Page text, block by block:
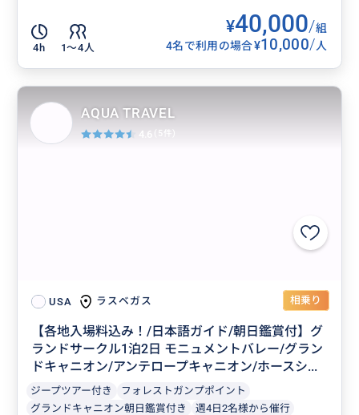
4h 1〜4人
¥40,000/組
4名で利用の場合¥10,000/人
USA ラスベガス 相乗り
【各地入場料込み！/日本語ガイド/朝日鑑賞付】グ
ランドサークル1泊2日 モニュメントバレー/グラン
ドキャニオン/アンテロープキャニオン/ホースシ...
ジープツアー付き
フォレストガンプポイント
グランドキャニオン朝日鑑賞付き
週4日2名様から催行
AQUA TRAVEL
4.6 (5件)